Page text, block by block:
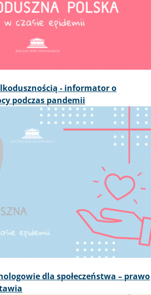
- informator o
podczas pandemii
dla społeczeństwa – prawo